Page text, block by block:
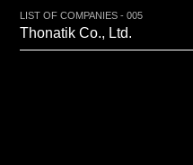
LIST OF COMPANIES - 005
Thonatik Co., Ltd.